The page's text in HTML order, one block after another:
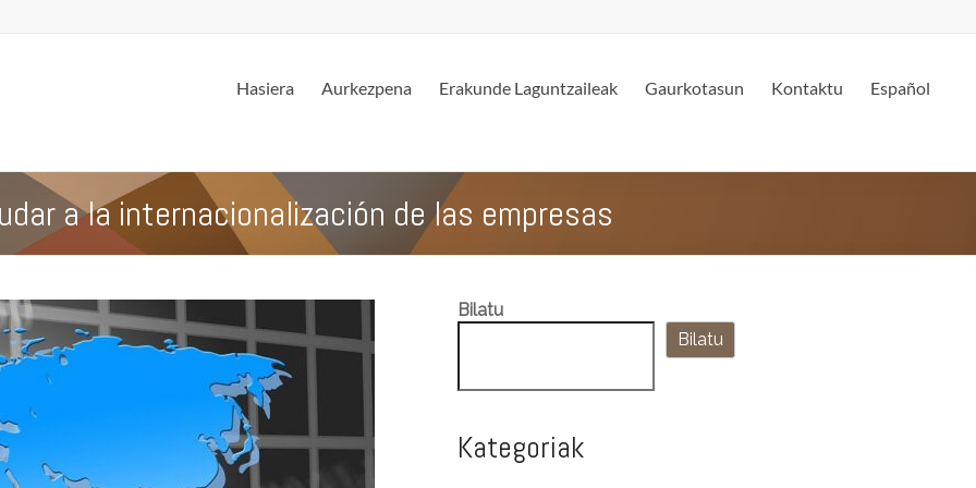
Hasiera Aurkezpena Erakunde Laguntzaileak Gaurkotasun Kontaktu Español
a la internacionalización de las empresas
Bilatu
Bilatu
Kategoriak